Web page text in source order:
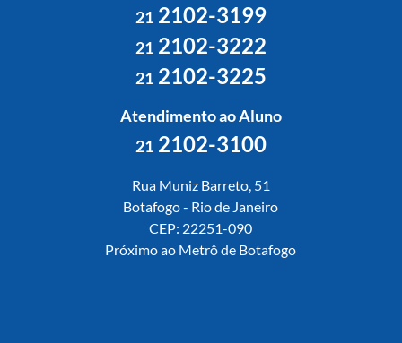
212102-3199
212102-3222
212102-3225
Atendimento ao Aluno
212102-3100
Rua Muniz Barreto, 51
Botafogo - Rio de Janeiro
CEP: 22251-090
Próximo ao Metrô de Botafogo